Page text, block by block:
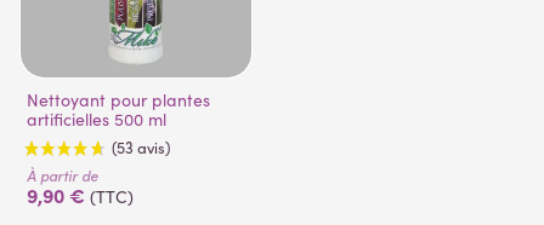
Nettoyant pour plantes
artificielles 500 ml
À partir de
9,90 € (TTC)